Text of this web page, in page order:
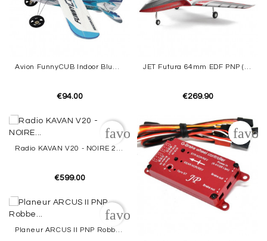
Avion FunnyCUB Indoor Blue Edition Multiplex
€94.00
Radio KAVAN V20 - NOIRE 24-Channel
€599.00
favorite_border
Planeur ARCUS II PNP Robbe Modellsport
favorite_border
JET Futura 64mm EDF PNP (Red) - FMS
€269.90